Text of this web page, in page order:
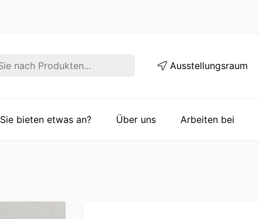
Ausstellungsraum
Sie bieten etwas an? Über uns Arbeiten bei